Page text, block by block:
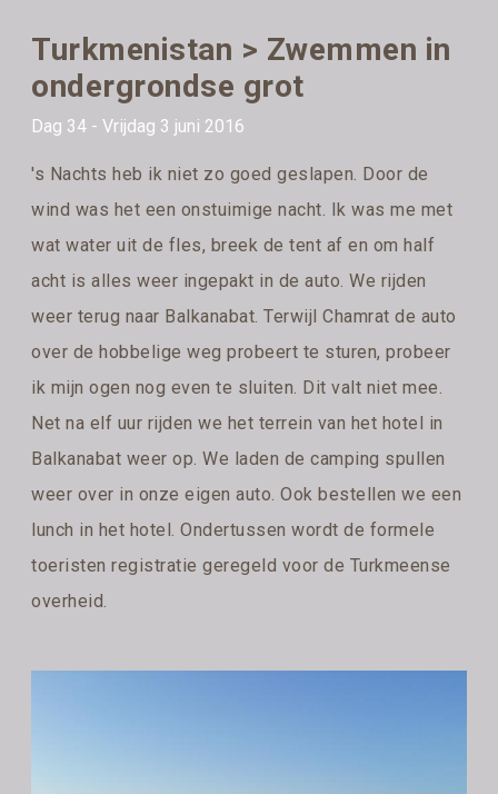
Turkmenistan > Zwemmen in
ondergrondse grot
Dag 34 - Vrijdag 3 juni 2016
's Nachts heb ik niet zo goed geslapen. Door de
wind was het een onstuimige nacht. Ik was me met
wat water uit de fles, breek de tent af en om half
acht is alles weer ingepakt in de auto. We rijden
weer terug naar Balkanabat. Terwijl Chamrat de auto
over de hobbelige weg probeert te sturen, probeer
ik mijn ogen nog even te sluiten. Dit valt niet mee.
Net na elf uur rijden we het terrein van het hotel in
Balkanabat weer op. We laden de camping spullen
weer over in onze eigen auto. Ook bestellen we een
lunch in het hotel. Ondertussen wordt de formele
toeristen registratie geregeld voor de Turkmeense
overheid.